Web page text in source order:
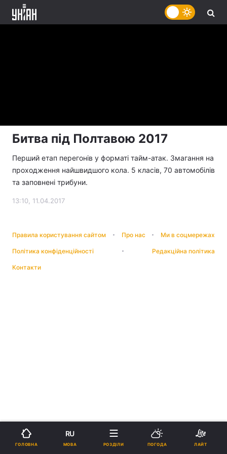
Битва під Полтавою 2017
Перший етап перегонів у форматі тайм-атак. Змагання на
проходження найшвидшого кола. 5 класів, 70 автомобілів
та заповнені трибуни.
13:10, 11.04.2017
Правила користування сайтом Про нас Ми в соцмережах
Політика конфіденційності Редакційна політика
Контакти
ГОЛОВНА
RU
МОВА РОЗДІЛИ ПОГОДА ЛАЙТ